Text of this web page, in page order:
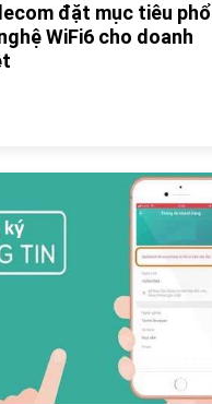
đặt mục tiêu phổ
WiFi6 cho doanh